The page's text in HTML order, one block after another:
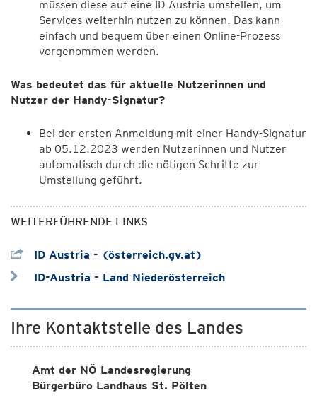
müssen diese auf eine ID Austria umstellen, um
Services weiterhin nutzen zu können. Das kann
einfach und bequem über einen Online-Prozess
vorgenommen werden.
Was bedeutet das für aktuelle Nutzerinnen und
Nutzer der Handy-Signatur?
Bei der ersten Anmeldung mit einer Handy-Signatur
ab 05.12.2023 werden Nutzerinnen und Nutzer
automatisch durch die nötigen Schritte zur
Umstellung geführt.
WEITERFÜHRENDE LINKS
ID Austria - (österreich.gv.at)
ID-Austria - Land Niederösterreich
Ihre Kontaktstelle des Landes
Amt der NÖ Landesregierung
Bürgerbüro Landhaus St. Pölten